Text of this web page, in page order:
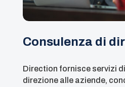
Consulenza di
Direction fornisce servizi
direzione alle aziende,